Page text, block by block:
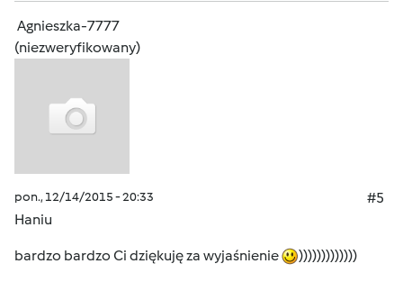
Agnieszka-7777
(niezweryfikowany)
pon., 12/14/2015 - 20:33
#5
Haniu
bardzo bardzo Ci dziękuję za wyjaśnienie )))))))))))))